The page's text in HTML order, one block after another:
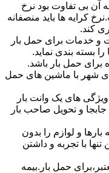
آن بی تفاوت بود نرخ
کرایه ها باید منصفانه
کند.
و خدمات برای حمل بار
را بسته بندی نماید.
برای حمل بار باشد.
شهر با ماشین های حمل
های یک وانت بار
جابجا و تحویل صاحب بار
و لوازم را بدون
با تجربه و داشتن
حمل بار.بیمه